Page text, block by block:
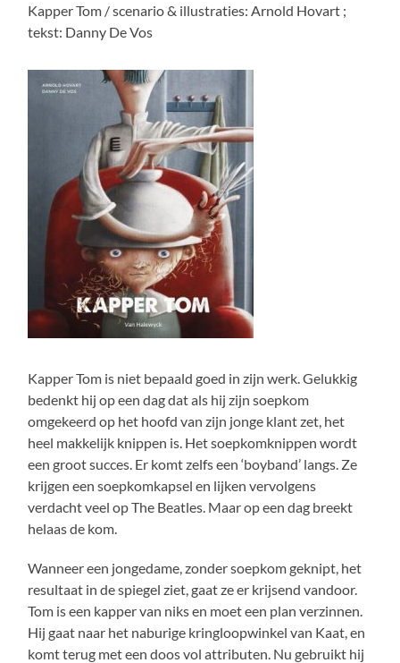
Kapper Tom / scenario & illustraties: Arnold Hovart ;
tekst: Danny De Vos
Kapper Tom is niet bepaald goed in zijn werk. Gelukkig
bedenkt hij op een dag dat als hij zijn soepkom
omgekeerd op het hoofd van zijn jonge klant zet, het
heel makkelijk knippen is. Het soepkomknippen wordt
een groot succes. Er komt zelfs een ‘boyband’ langs. Ze
krijgen een soepkomkapsel en lijken vervolgens
verdacht veel op The Beatles. Maar op een dag breekt
helaas de kom.
Wanneer een jongedame, zonder soepkom geknipt, het
resultaat in de spiegel ziet, gaat ze er krijsend vandoor.
Tom is een kapper van niks en moet een plan verzinnen.
Hij gaat naar het naburige kringloopwinkel van Kaat, en
komt terug met een doos vol attributen. Nu gebruikt hij